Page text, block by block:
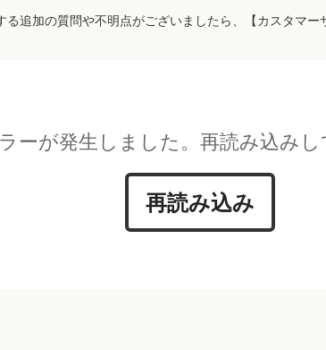
追加の質問や不明点がございましたら、【カスタマ
ーが発生しました。再読み込み
再読み込み